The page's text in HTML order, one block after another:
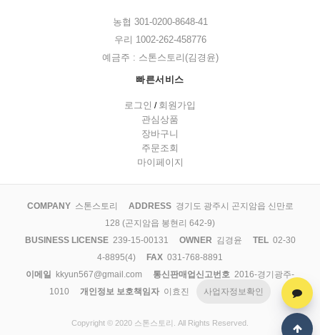
농협 301-0200-8648-41
우리 1002-262-458776
예금주 : 스톤스토리(김경윤)
빠른서비스
로그인 / 회원가입
관심상품
장바구니
주문조회
마이페이지
COMPANY 스톤스토리 ADDRESS 경기도 광주시 곤지암읍 신만로
128 (곤지암읍 봉현리 642-9)
BUSINESS LICENSE 239-15-00131 OWNER 김경윤 TEL 02-30
4-8895(4)
FAX 031-768-8891
이메일
kkyun567@gmail.com 통신판매업신고번호 2016-경기광주-
1010
개인정보 보호책임자 이효진 사업자정보확인
Copyright © 2020 스톤스토리. All Rights Reserved.